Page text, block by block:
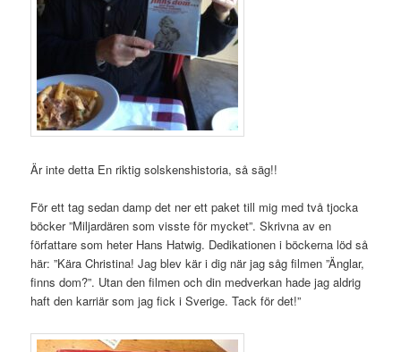
Är inte detta En riktig solskenshistoria, så säg!!
För ett tag sedan damp det ner ett paket till mig med två tjocka
böcker ”Miljardären som visste för mycket”. Skrivna av en
författare som heter Hans Hatwig. Dedikationen i böckerna löd så
här: ”Kära Christina! Jag blev kär i dig när jag såg filmen ”Änglar,
finns dom?”. Utan den filmen och din medverkan hade jag aldrig
haft den karriär som jag fick i Sverige. Tack för det!”